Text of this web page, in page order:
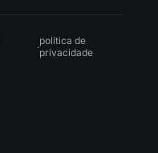
·política de
privacidade